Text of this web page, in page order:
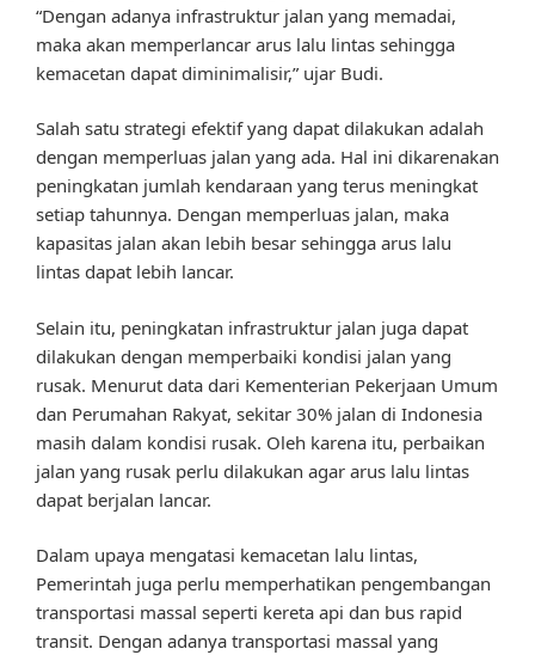
“Dengan adanya infrastruktur jalan yang memadai,
maka akan memperlancar arus lalu lintas sehingga
kemacetan dapat diminimalisir,” ujar Budi.
Salah satu strategi efektif yang dapat dilakukan adalah
dengan memperluas jalan yang ada. Hal ini dikarenakan
peningkatan jumlah kendaraan yang terus meningkat
setiap tahunnya. Dengan memperluas jalan, maka
kapasitas jalan akan lebih besar sehingga arus lalu
lintas dapat lebih lancar.
Selain itu, peningkatan infrastruktur jalan juga dapat
dilakukan dengan memperbaiki kondisi jalan yang
rusak. Menurut data dari Kementerian Pekerjaan Umum
dan Perumahan Rakyat, sekitar 30% jalan di Indonesia
masih dalam kondisi rusak. Oleh karena itu, perbaikan
jalan yang rusak perlu dilakukan agar arus lalu lintas
dapat berjalan lancar.
Dalam upaya mengatasi kemacetan lalu lintas,
Pemerintah juga perlu memperhatikan pengembangan
transportasi massal seperti kereta api dan bus rapid
transit. Dengan adanya transportasi massal yang